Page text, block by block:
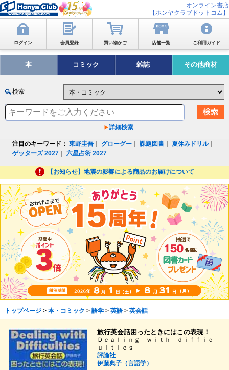
オンライン書店
【ホンヤクラブドットコム】
ログイン 会員登録 買い物かご 店舗一覧 ご利用ガイド
本 コミック 雑誌 その他商材
検索
詳細検索
注目のキーワード： 東野圭吾 グローグー ｜課題図書 ｜夏休みドリル｜
ゲッターズ 2027 ｜六星占術 2027
【お知らせ】地震の影響による商品のお届けについて
トップページ> 本・コミック > 語学> 英語> 英会話
旅行英会話困ったときにはこの表現！
Ｄｅａｌｉｎｇ ｗｉｔｈ ｄｉｆｆｉｃ
ｕｌｔｉｅｓ
評論社
伊藤典子（言語学）